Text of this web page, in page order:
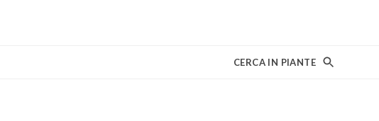
CERCA IN PIANTE